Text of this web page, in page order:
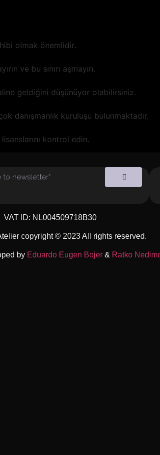
olmak önemlidir.
ve bu sınırı aşmayın.
geldiğini düşünüyor olabilirsiniz.
danışmanlık kuruluşu bulunmaktadır.
kontrol edin.
VAT ID: NL004509718B30
copyright © 2023 All rights reserved.
by Eduardo Eugen Bojer& Ratko